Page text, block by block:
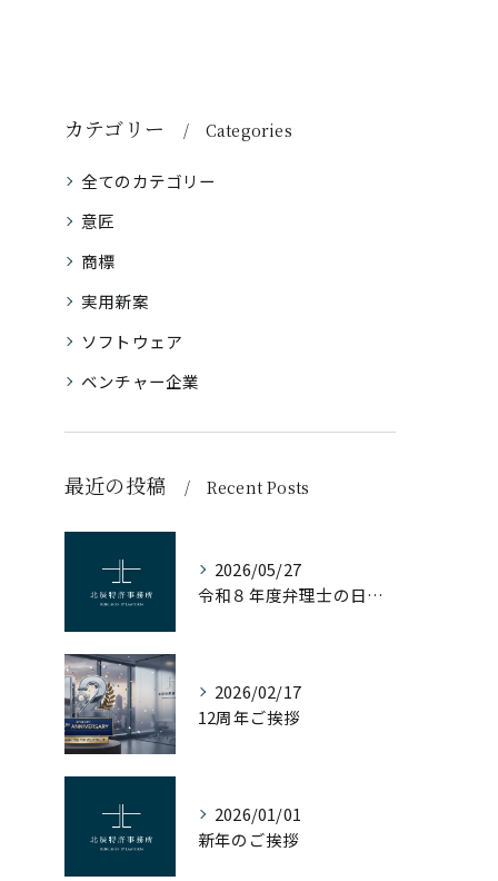
カテゴリー Categories
全てのカテゴリー
意匠
商標
実用新案
ソフトウェア
ベンチャー企業
最近の投稿 Recent Posts
2026/05/27
令和８年度弁理士の日の記念事業
2026/02/17
12周年ご挨拶
2026/01/01
新年のご挨拶